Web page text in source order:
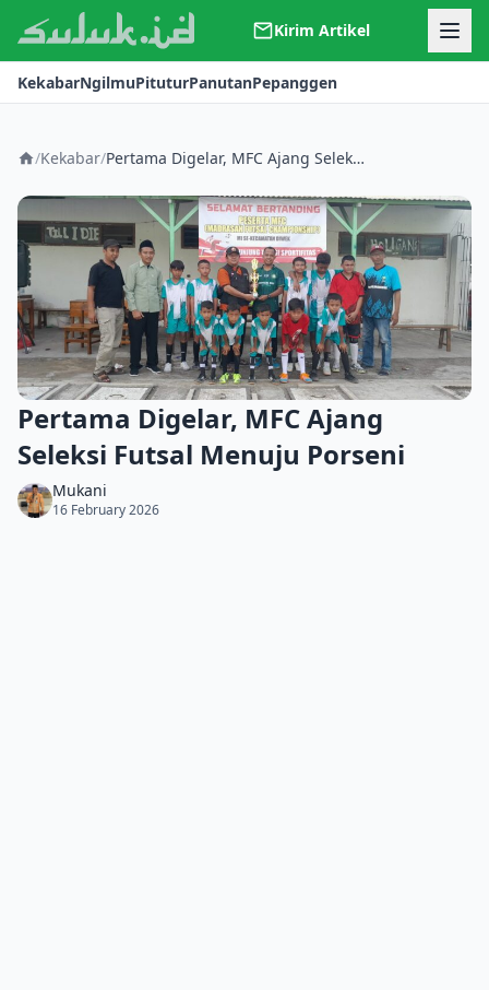
Kirim Artikel
Kerjasama
Kontak
KekabarNgilmuPituturPanutanPepanggen
/Kekabar/ Pertama Digelar, MFC Ajang Seleksi Futsal Menuju Porseni
Pertama Digelar, MFC Ajang
Seleksi Futsal Menuju Porseni
Mukani
16 February 2026